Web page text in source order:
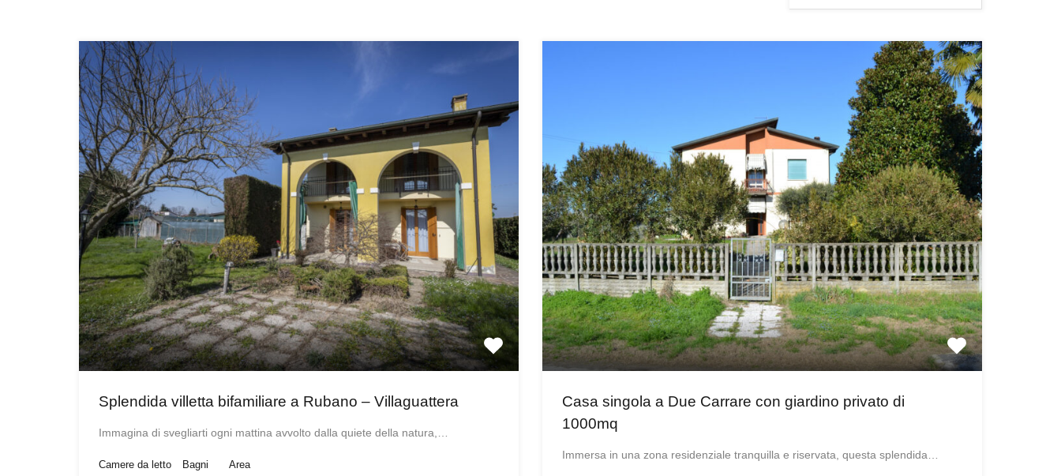
Splendida villetta bifamiliare a Rubano – Villaguattera
Immagina di svegliarti ogni mattina avvolto dalla quiete della natura,…
Camere da letto
Bagni
Area
Casa singola a Due Carrare con giardino privato di
1000mq
Immersa in una zona residenziale tranquilla e riservata, questa splendida…